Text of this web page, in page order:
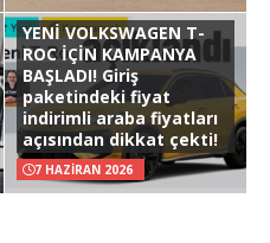
YENİ VOLKSWAGEN T-
ROC İÇİN KAMPANYA
BAŞLADI! Giriş
paketindeki fiyat
indirimli araba fiyatları
açısından dikkat çekti!
7 HAZIRAN 2026